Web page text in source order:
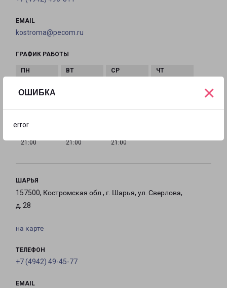
ОШИБКА
error
×
EMAIL
kostroma@pecom.ru
ГРАФИК РАБОТЫ
с 09:00 до
21:00
21:00
21:00
ШАРЬЯ
157500, Костромская обл., г. Шарья, ул. Сверлова,
д. 28
на карте
ТЕЛЕФОН
+7 (4942) 49-45-77
EMAIL